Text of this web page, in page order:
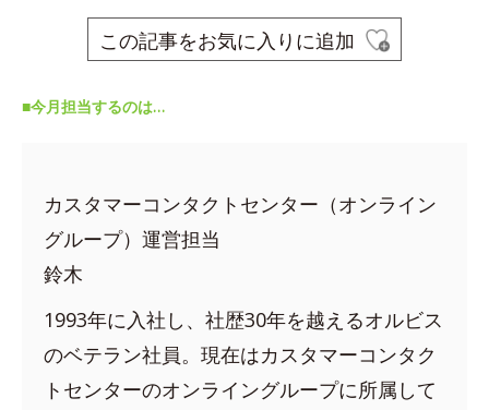
この記事をお気に入りに追加
■今月担当するのは…
カスタマーコンタクトセンター（オンライン
グループ）運営担当
鈴木
1993年に入社し、社歴30年を越えるオルビス
のベテラン社員。現在はカスタマーコンタク
トセンターのオンライングループに所属して